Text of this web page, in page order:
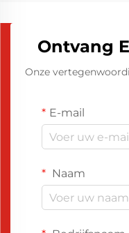
Ontvang
Onze
E-mail
Naam